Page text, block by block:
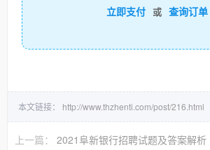
立即支付 或 查询订单
本文链接： http://www.thzhenti.com/post/216.html
上一篇： 2021阜新银行招聘试题及答案解析